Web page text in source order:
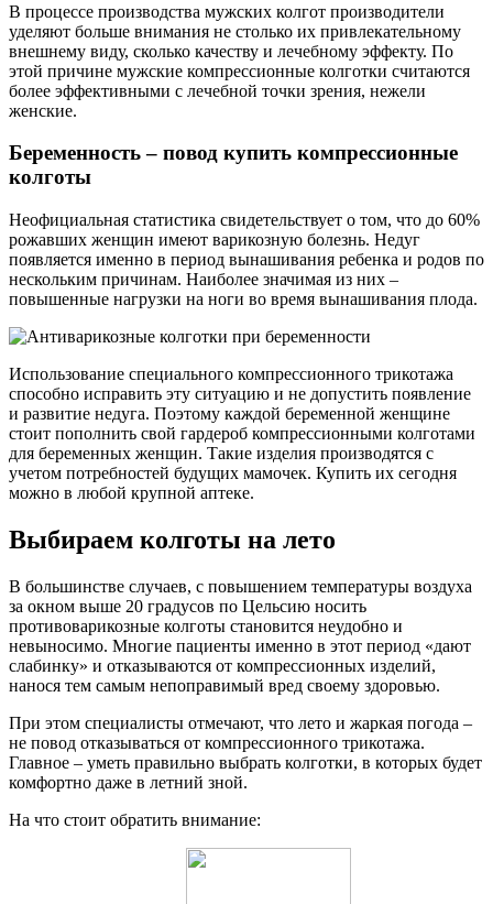
В процессе производства мужских колгот производители
уделяют больше внимания не столько их привлекательному
внешнему виду, сколько качеству и лечебному эффекту. По
этой причине мужские компрессионные колготки считаются
более эффективными с лечебной точки зрения, нежели
женские.
Беременность – повод купить компрессионные
колготы
Неофициальная статистика свидетельствует о том, что до 60%
рожавших женщин имеют варикозную болезнь. Недуг
появляется именно в период вынашивания ребенка и родов по
нескольким причинам. Наиболее значимая из них –
повышенные нагрузки на ноги во время вынашивания плода.
Использование специального компрессионного трикотажа
способно исправить эту ситуацию и не допустить появление
и развитие недуга. Поэтому каждой беременной женщине
стоит пополнить свой гардероб компрессионными колготами
для беременных женщин. Такие изделия производятся с
учетом потребностей будущих мамочек. Купить их сегодня
можно в любой крупной аптеке.
Выбираем колготы на лето
В большинстве случаев, с повышением температуры воздуха
за окном выше 20 градусов по Цельсию носить
противоварикозные колготы становится неудобно и
невыносимо. Многие пациенты именно в этот период «дают
слабинку» и отказываются от компрессионных изделий,
нанося тем самым непоправимый вред своему здоровью.
При этом специалисты отмечают, что лето и жаркая погода –
не повод отказываться от компрессионного трикотажа.
Главное – уметь правильно выбрать колготки, в которых будет
комфортно даже в летний зной.
На что стоит обратить внимание: